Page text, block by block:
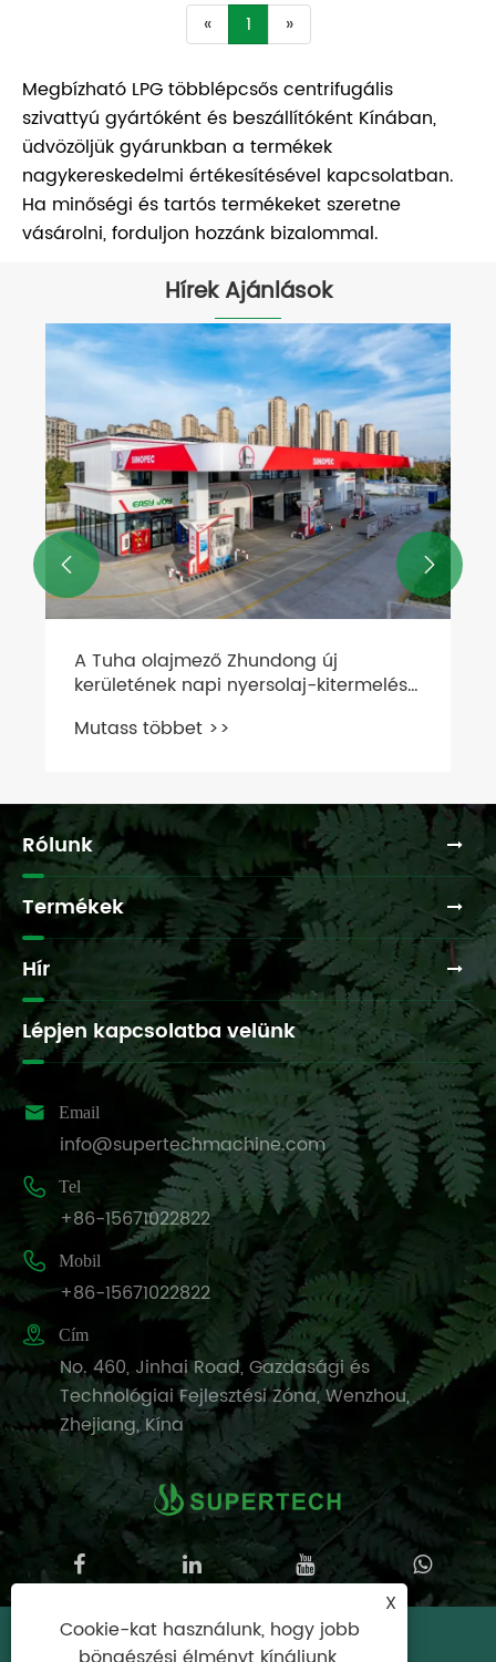
« 1 »
Megbízható LPG többlépcsős centrifugális
szivattyú gyártóként és beszállítóként Kínában,
üdvözöljük gyárunkban a termékek
nagykereskedelmi értékesítésével kapcsolatban.
Ha minőségi és tartós termékeket szeretne
vásárolni, forduljon hozzánk bizalommal.
Hírek Ajánlások
A Tuha olajmező Zhundong új
kerületének napi nyersolaj-kitermelése
Mutass többet >>
 
Rólunk
Termékek
Hír
Lépjen kapcsolatba velünk
 Email
info@supertechmachine.com
 Tel
+86-15671022822
 Mobil
+86-15671022822
 Cím
No. 460, Jinhai Road, Gazdasági és
Technológiai Fejlesztési Zóna, Wenzhou,
Zhejiang, Kína
Copyright © 2025 Wenzhou Supertech
X
Cookie-kat használunk, hogy jobb